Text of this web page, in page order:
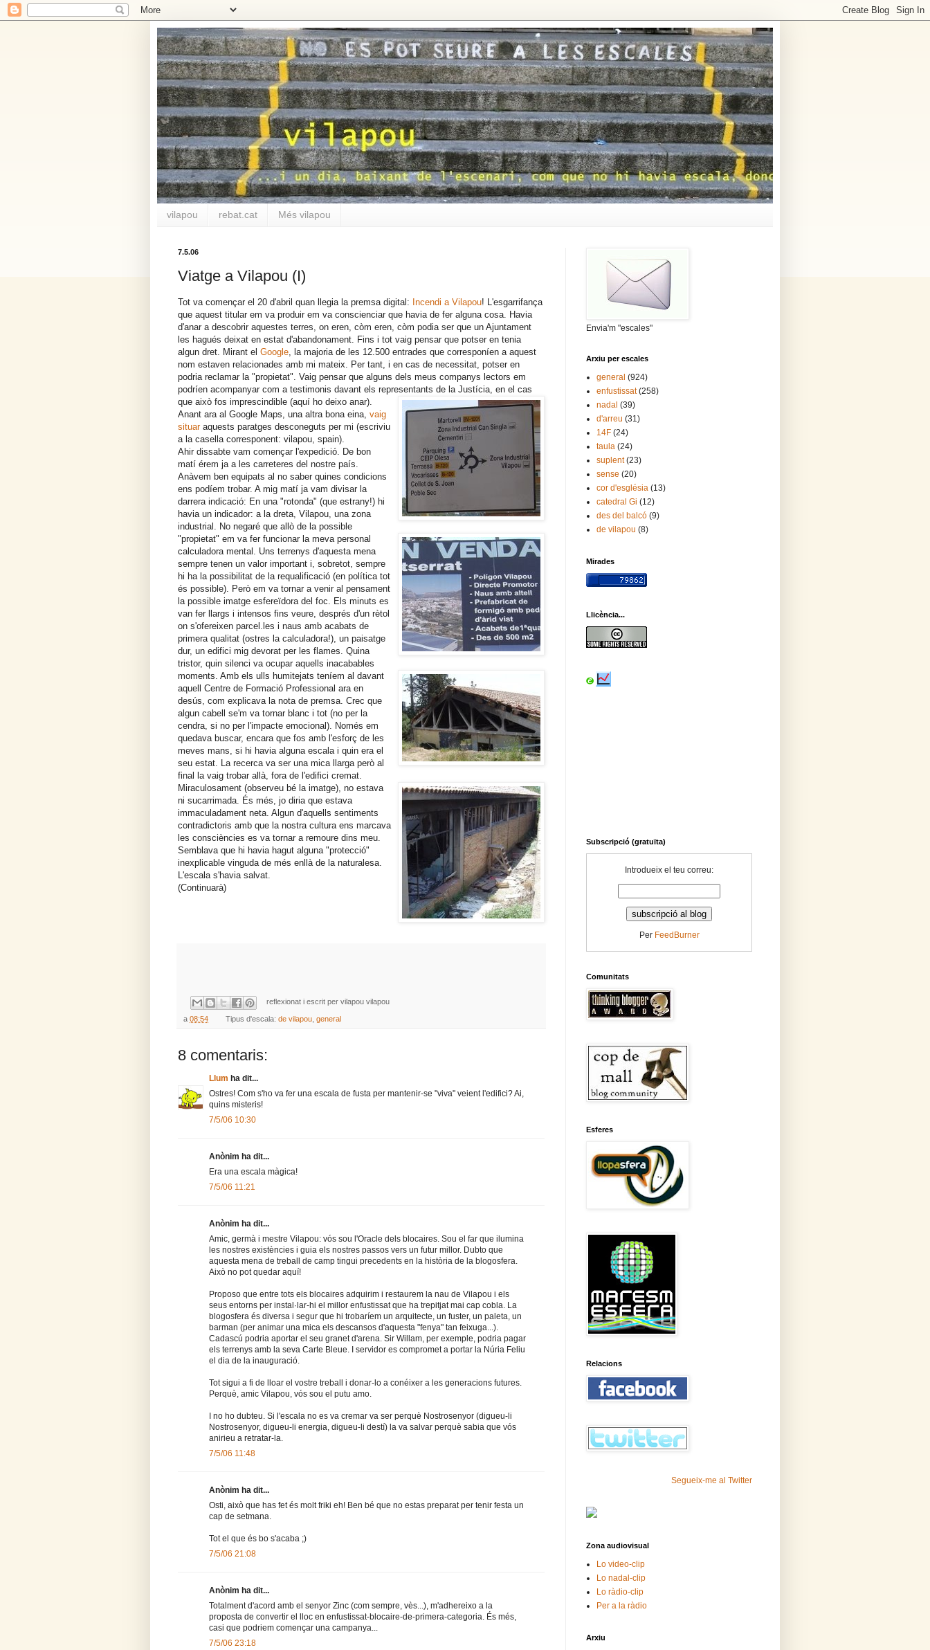
vilapou rebat.cat Més vilapou
7.5.06
Viatge a Vilapou (I)
Tot va començar el 20 d'abril quan llegia la premsa digital: Incendi a Vilapou! L'esgarrifança
que aquest titular em va produir em va conscienciar que havia de fer alguna cosa. Havia
d'anar a descobrir aquestes terres, on eren, còm eren, còm podia ser que un Ajuntament
les hagués deixat en estat d'abandonament. Fins i tot vaig pensar que potser en tenia
algun dret. Mirant el Google, la majoria de les 12.500 entrades que corresponíen a aquest
nom estaven relacionades amb mi mateix. Per tant, i en cas de necessitat, potser en
podria reclamar la "propietat". Vaig pensar que alguns dels meus companys lectors em
podríen acompanyar com a testimonis davant els representants de la Justícia, en el cas
que això fos imprescindible (aquí ho deixo anar).
Anant ara al Google Maps, una altra bona eina, vaig
situar aquests paratges desconeguts per mi (escriviu
a la casella corresponent: vilapou, spain).
Ahir dissabte vam començar l'expedició. De bon
matí érem ja a les carreteres del nostre país.
Anàvem ben equipats al no saber quines condicions
ens podíem trobar. A mig matí ja vam divisar la
darrera indicació: En una "rotonda" (que estrany!) hi
havia un indicador: a la dreta, Vilapou, una zona
industrial. No negaré que allò de la possible
"propietat" em va fer funcionar la meva personal
calculadora mental. Uns terrenys d'aquesta mena
sempre tenen un valor important i, sobretot, sempre
hi ha la possibilitat de la requalificació (en política tot
és possible). Però em va tornar a venir al pensament
la possible imatge esfereïdora del foc. Els minuts es
van fer llargs i intensos fins veure, després d'un rètol
on s'ofereixen parcel.les i naus amb acabats de
primera qualitat (ostres la calculadora!), un paisatge
dur, un edifici mig devorat per les flames. Quina
tristor, quin silenci va ocupar aquells inacabables
moments. Amb els ulls humitejats teníem al davant
aquell Centre de Formació Professional ara en
desús, com explicava la nota de premsa. Crec que
algun cabell se'm va tornar blanc i tot (no per la
cendra, si no per l'impacte emocional). Només em
quedava buscar, encara que fos amb l'esforç de les
meves mans, si hi havia alguna escala i quin era el
seu estat. La recerca va ser una mica llarga però al
final la vaig trobar allà, fora de l'edifici cremat.
Miraculosament (observeu bé la imatge), no estava
ni sucarrimada. És més, jo diria que estava
immaculadament neta. Algun d'aquells sentiments
contradictoris amb que la nostra cultura ens marcava
les consciències es va tornar a remoure dins meu.
Semblava que hi havia hagut alguna "protecció"
inexplicable vinguda de més enllà de la naturalesa.
L'escala s'havia salvat.
(Continuarà)
reflexionat i escrit per vilapou vilapou
a 08:54 Tipus d'escala: de vilapou, general
8 comentaris:
Llum ha dit...
Ostres! Com s'ho va fer una escala de fusta per mantenir-se "viva" veient l'edifici? Ai,
quins misteris!
7/5/06 10:30
Anònim ha dit...
Era una escala màgica!
7/5/06 11:21
Anònim ha dit...
Amic, germà i mestre Vilapou: vós sou l'Oracle dels blocaires. Sou el far que ilumina
les nostres existències i guia els nostres passos vers un futur millor. Dubto que
aquesta mena de treball de camp tingui precedents en la història de la blogosfera.
Això no pot quedar aquí!
Proposo que entre tots els blocaires adquirim i restaurem la nau de Vilapou i els
seus entorns per instal·lar-hi el millor enfustissat que ha trepitjat mai cap cobla. La
blogosfera és diversa i segur que hi trobaríem un arquitecte, un fuster, un paleta, un
barman (per animar una mica els descansos d'aquesta "fenya" tan feixuga...).
Cadascú podria aportar el seu granet d'arena. Sir Willam, per exemple, podria pagar
els terrenys amb la seva Carte Bleue. I servidor es compromet a portar la Núria Feliu
el dia de la inauguració.
Tot sigui a fi de lloar el vostre treball i donar-lo a conéixer a les generacions futures.
Perquè, amic Vilapou, vós sou el putu amo.
I no ho dubteu. Si l'escala no es va cremar va ser perquè Nostrosenyor (digueu-li
Nostrosenyor, digueu-li energia, digueu-li destí) la va salvar perquè sabia que vós
anirieu a retratar-la.
7/5/06 11:48
Anònim ha dit...
Osti, això que has fet és molt friki eh! Ben bé que no estas preparat per tenir festa un
cap de setmana.
Tot el que és bo s'acaba ;)
7/5/06 21:08
Anònim ha dit...
Totalment d'acord amb el senyor Zinc (com sempre, vès...), m'adhereixo a la
proposta de convertir el lloc en enfustissat-blocaire-de-primera-categoria. És més,
casi que podriem començar una campanya...
7/5/06 23:18
Envia'm "escales"
Arxiu per escales
general (924)
enfustissat (258)
nadal (39)
d'arreu (31)
14F (24)
taula (24)
suplent (23)
sense (20)
cor d'església (13)
catedral Gi (12)
des del balcó (9)
de vilapou (8)
Mirades
Llicència...
Subscripció (gratuïta)
Introdueix el teu correu:
Per FeedBurner
Comunitats
Esferes
Relacions
Segueix-me al Twitter
Zona audiovisual
Lo video-clip
Lo nadal-clip
Lo ràdio-clip
Per a la ràdio
Arxiu